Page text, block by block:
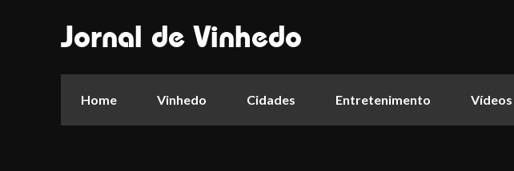
Jornal de Vinhedo
Home Vinhedo Cidades Entretenimento Vídeos